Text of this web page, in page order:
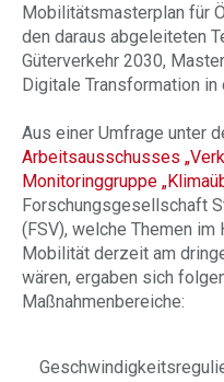
Mobilitätsmasterplan für
den daraus abgeleiteten
Güterverkehr 2030,
Digitale Transformation
Aus einer Umfrage unter
Arbeitsausschusses
Monitoringgruppe
Forschungsgesellschaft
(FSV), welche Themen
Mobilität derzeit am
wären, ergaben sich
Maßnahmenbereiche: